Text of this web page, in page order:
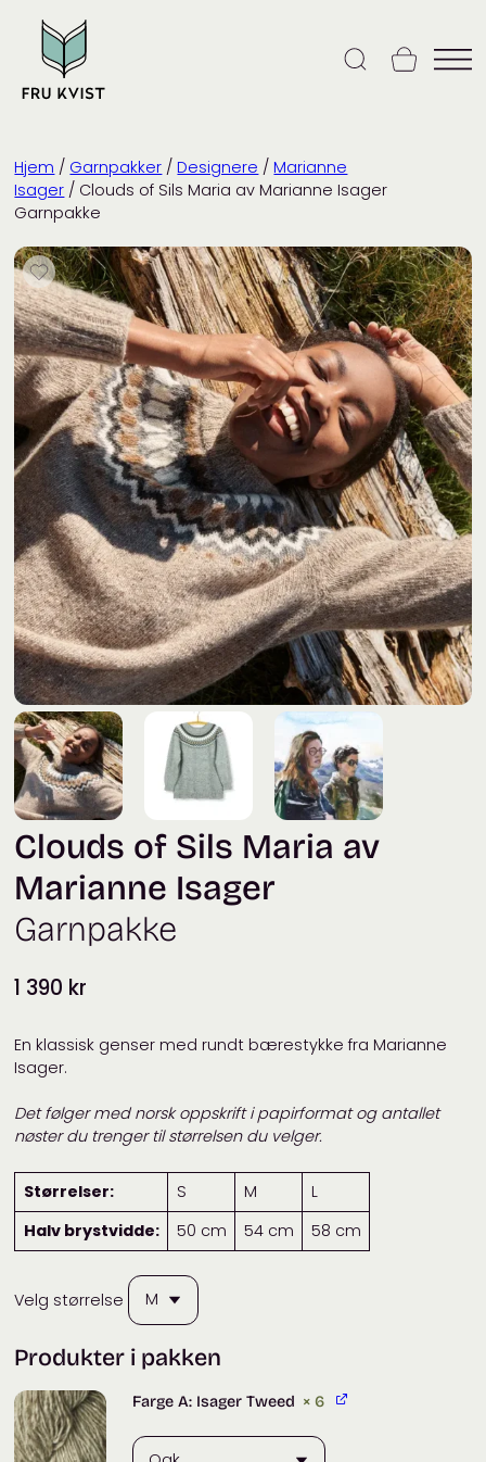
content
Hjem / Garnpakker / Designere / Marianne
Isager / Clouds of Sils Maria av Marianne Isager
Garnpakke
Clouds of Sils Maria av
Marianne Isager
Garnpakke
1 390 kr
En klassisk genser med rundt bærestykke fra Marianne
Isager.
Det følger med norsk oppskrift i papirformat og antallet
nøster du trenger til størrelsen du velger.
Størrelser: S M
L
Halv brystvidde:
50 cm 54 cm 58 cm
Velg størrelse
Produkter i pakken
Farge A: Isager Tweed × 6